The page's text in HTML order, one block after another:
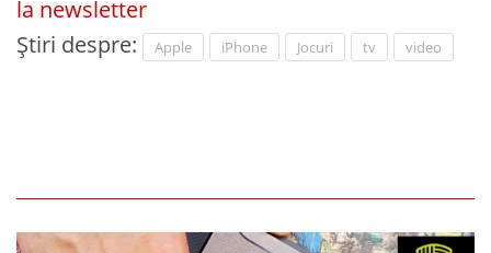
la newsletter
Știri despre:
Apple iPhone Jocuri tv video